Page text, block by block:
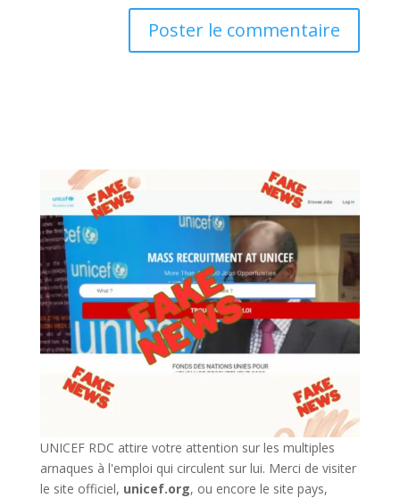
UNICEF RDC attire votre attention sur les multiples
arnaques à l'emploi qui circulent sur lui. Merci de visiter
le site officiel, unicef.org, ou encore le site pays,